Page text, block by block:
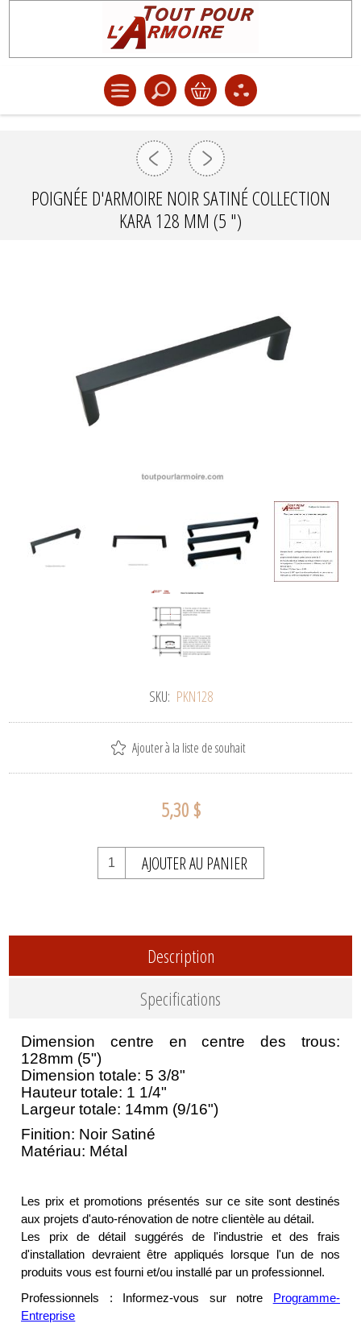
POIGNÉE D'ARMOIRE NOIR SATINÉ COLLECTION
KARA 128 MM (5 ")
SKU: PKN128
Ajouter à la liste de souhait
5,30 $
AJOUTER AU PANIER
Description
Specifications
Dimension centre en centre des trous:
128mm (5")
Dimension totale: 5 3/8"
Hauteur totale: 1 1/4"
Largeur totale: 14mm (9/16")
Finition: Noir Satiné
Matériau: Métal
Les prix et promotions présentés sur ce site sont destinés
aux projets d'auto-rénovation de notre clientèle au détail.
Les prix de détail suggérés de l'industrie et des frais
d'installation devraient être appliqués lorsque l'un de nos
produits vous est fourni et/ou installé par un professionnel.
Professionnels : Informez-vous sur notre
Programme-
Entreprise